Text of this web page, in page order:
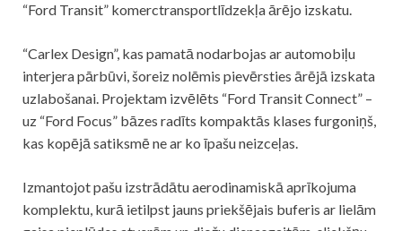
“Ford Transit” komerctransportlīdzekļa ārējo izskatu.
“Carlex Design”, kas pamatā nodarbojas ar automobiļu
interjera pārbūvi, šoreiz nolēmis pievērsties ārējā izskata
uzlabošanai. Projektam izvēlēts “Ford Transit Connect” –
uz “Ford Focus” bāzes radīts kompaktās klases furgoniņš,
kas kopējā satiksmē ne ar ko īpašu neizceļas.
Izmantojot pašu izstrādātu aerodinamiskā aprīkojuma
komplektu, kurā ietilpst jauns priekšējais buferis ar lielām